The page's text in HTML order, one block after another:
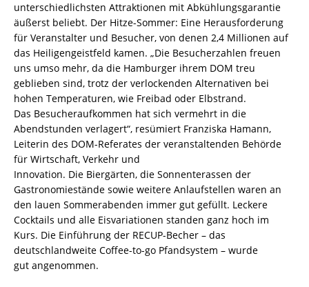
unterschiedlichsten Attraktionen mit Abkühlungsgarantie
äußerst beliebt. Der Hitze-Sommer: Eine Herausforderung
für Veranstalter und Besucher, von denen 2,4 Millionen auf
das Heiligengeistfeld kamen. „Die Besucherzahlen freuen
uns umso mehr, da die Hamburger ihrem DOM treu
geblieben sind, trotz der verlockenden Alternativen bei
hohen Temperaturen, wie Freibad oder Elbstrand.
Das Besucheraufkommen hat sich vermehrt in die
Abendstunden verlagert“, resümiert Franziska Hamann,
Leiterin des DOM-Referates der veranstaltenden Behörde
für Wirtschaft, Verkehr und
Innovation. Die Biergärten, die Sonnenterassen der
Gastronomiestände sowie weitere Anlaufstellen waren an
den lauen Sommerabenden immer gut gefüllt. Leckere
Cocktails und alle Eisvariationen standen ganz hoch im
Kurs. Die Einführung der RECUP-Becher – das
deutschlandweite Coffee-to-go Pfandsystem – wurde
gut angenommen.